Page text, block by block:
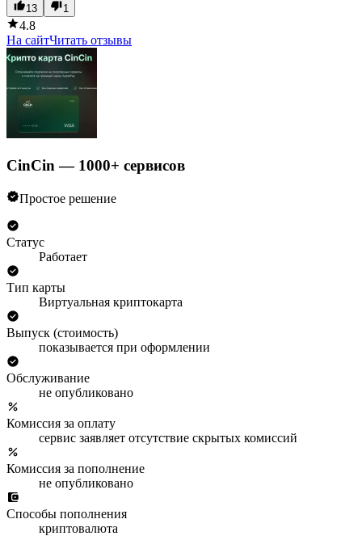
13 1
4.8
На сайтЧитать отзывы
CinCin — 1000+ сервисов
Простое решение
Статус
Работает
Тип карты
Виртуальная криптокарта
Выпуск (стоимость)
показывается при оформлении
Обслуживание
не опубликовано
Комиссия за оплату
сервис заявляет отсутствие скрытых комиссий
Комиссия за пополнение
не опубликовано
Способы пополнения
криптовалюта